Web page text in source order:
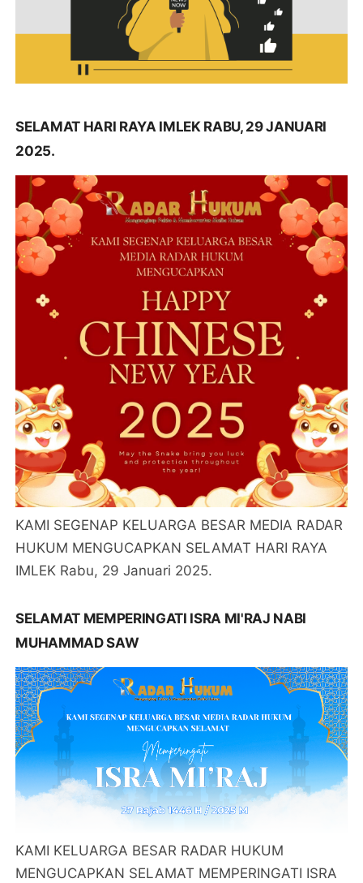
SELAMAT HARI RAYA IMLEK RABU, 29 JANUARI
2025.
KAMI SEGENAP KELUARGA BESAR MEDIA RADAR
HUKUM MENGUCAPKAN SELAMAT HARI RAYA
IMLEK Rabu, 29 Januari 2025.
SELAMAT MEMPERINGATI ISRA MI'RAJ NABI
MUHAMMAD SAW
KAMI KELUARGA BESAR RADAR HUKUM
MENGUCAPKAN SELAMAT MEMPERINGATI ISRA